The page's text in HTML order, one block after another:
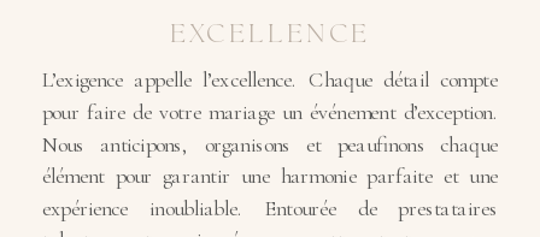
L’exigence appelle l’excellence. Chaque détail compte
pour faire de votre mariage un événement d’exception.
Nous anticipons, organisons et peaufinons chaque
élément pour garantir une harmonie parfaite et une
expérience inoubliable. Entourée de prestataires
EXCELLENCE